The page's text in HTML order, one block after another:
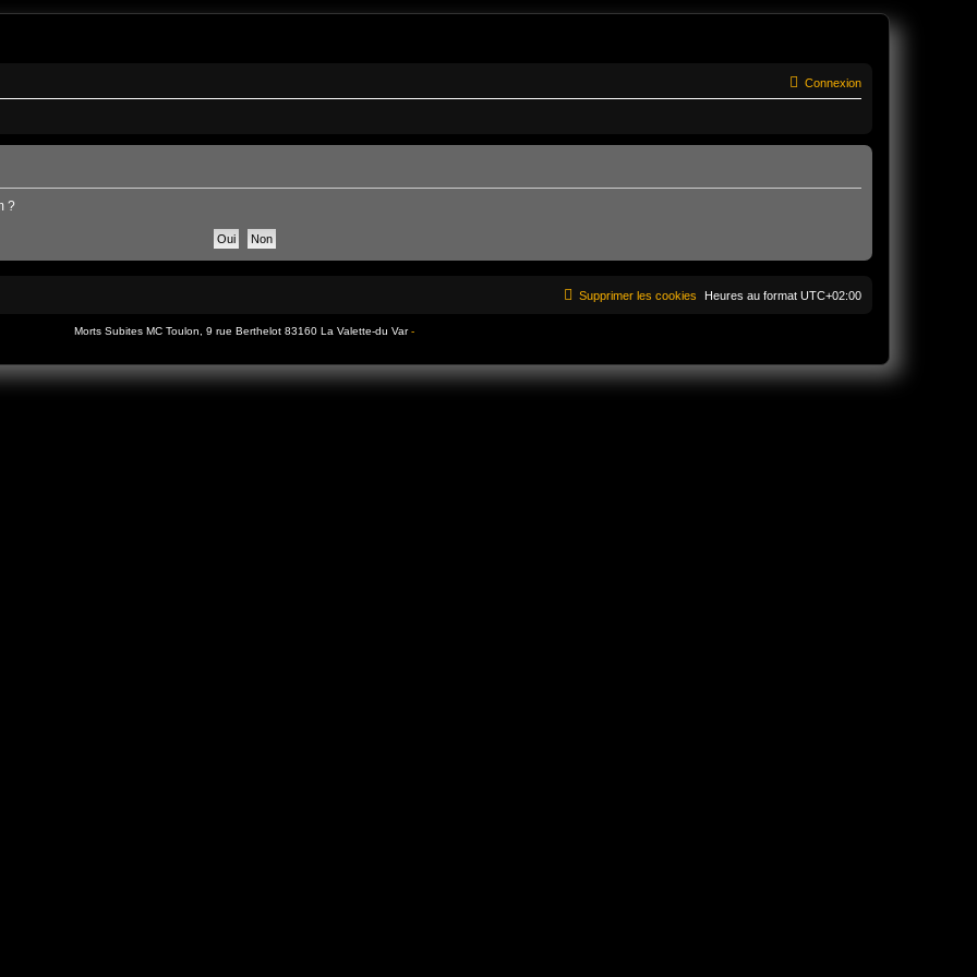
situé 9 rue Berthelot 83160 La Valette-du-Var. Il fêtera en 2026 ses 47 ans
Connexion
?
Heures au format UTC+02:00
Supprimer les cookies
Morts Subites MC Toulon, 9 rue Berthelot 83160 La Valette-du Var-